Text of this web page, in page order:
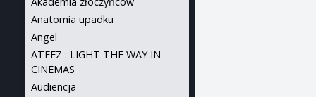
Anatomia upadku
Angel
ATEEZ : LIGHT THE WAY IN
CINEMAS
Audiencja